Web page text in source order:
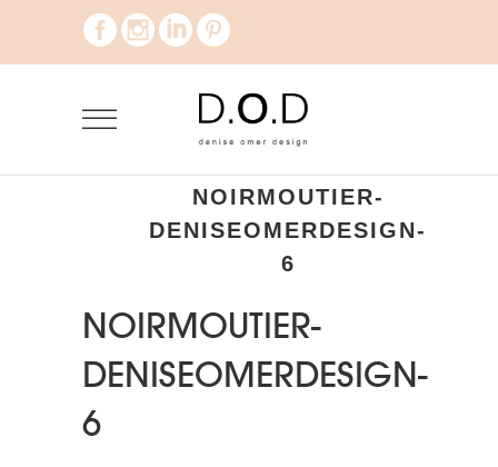
NOIRMOUTIER-
DENISEOMERDESIGN-
6
NOIRMOUTIER-
DENISEOMERDESIGN-
6